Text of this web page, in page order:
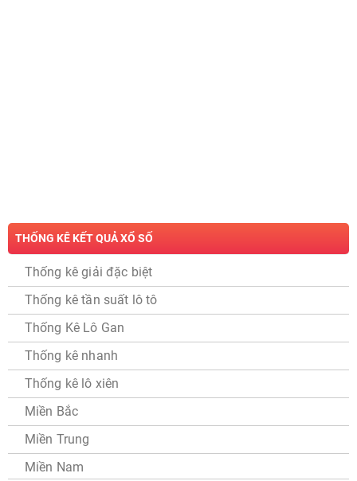
THỐNG KÊ KẾT QUẢ XỔ SỐ
Thống kê giải đặc biệt
Thống kê tần suất lô tô
Thống Kê Lô Gan
Thống kê nhanh
Thống kê lô xiên
Miền Bắc
Miền Trung
Miền Nam